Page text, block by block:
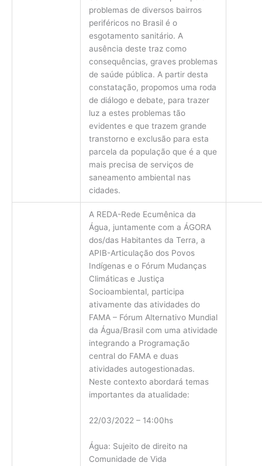
problemas de diversos bairros
periféricos no Brasil é o
esgotamento sanitário. A
ausência deste traz como
consequências, graves problemas
de saúde pública. A partir desta
constatação, propomos uma roda
de diálogo e debate, para trazer
luz a estes problemas tão
evidentes e que trazem grande
transtorno e exclusão para esta
parcela da população que é a que
mais precisa de serviços de
saneamento ambiental nas
cidades.
A REDA-Rede Ecumênica da
Água, juntamente com a ÁGORA
dos/das Habitantes da Terra, a
APIB-Articulação dos Povos
Indígenas e o Fórum Mudanças
Climáticas e Justiça
Socioambiental, participa
ativamente das atividades do
FAMA – Fórum Alternativo Mundial
da Água/Brasil com uma atividade
integrando a Programação
central do FAMA e duas
atividades autogestionadas.
Neste contexto abordará temas
importantes da atualidade:
22/03/2022 – 14:00hs
Água: Sujeito de direito na
Comunidade de Vida